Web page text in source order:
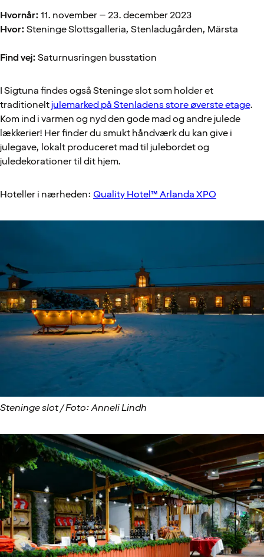
Hvornår:11. november – 23. december 2023
Hvor:Steninge Slottsgalleria, Stenladugården, Märsta
Find vej:Saturnusringen busstation
I Sigtuna findes også Steninge slot som holder et
traditioneltjulemarked på Stenladens store øverste etage.
Kom ind i varmen og nyd den gode mad og andre julede
lækkerier! Her finder du smukt håndværk du kan give i
julegave, lokalt produceret mad til julebordet og
juledekorationer til dit hjem.
Hoteller i nærheden: Quality Hotel™ Arlanda XPO
Steninge slot / Foto: Anneli Lindh